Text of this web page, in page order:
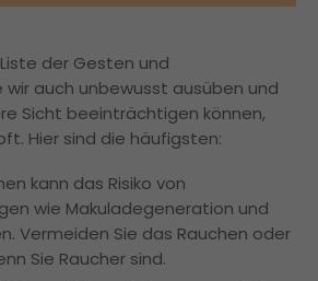
der Gesten und
wir auch unbewusst ausüben und
Sicht beeinträchtigen können,
Hier sind die häufigsten:
kann das Risiko von
wie Makuladegeneration und
Vermeiden Sie das Rauchen oder
Sie Raucher sind.